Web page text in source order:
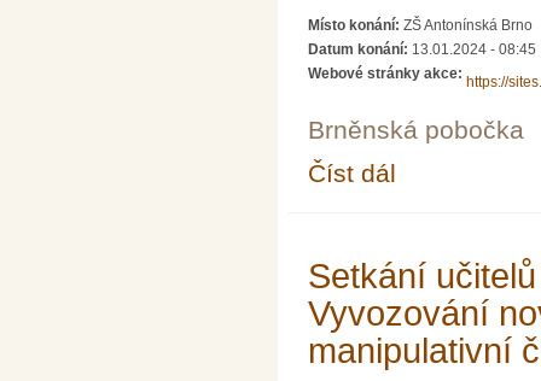
Místo konání: ZŠ Antonínská Brno
Datum konání: 13.01.2024 - 08:45
Webové stránky akce:
https://
Brněnská pobočka
Číst dál
Setkání
Vyvozování
manipulativní